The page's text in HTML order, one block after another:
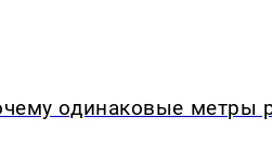
одинаковые метры